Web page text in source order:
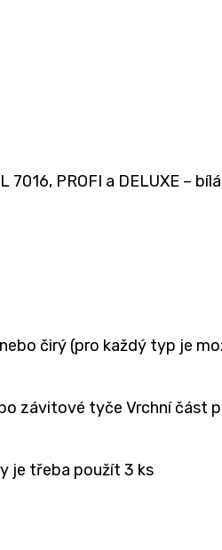
PROFI a DELUXE –
čirý (pro každý typ je
závitové tyče Vrchní část
je třeba použít 3 ks